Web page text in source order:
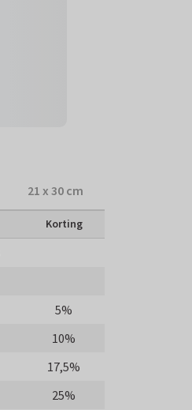
21 x 30 cm
Korting
5%
10%
17,5%
25%